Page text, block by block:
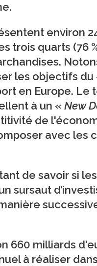
environ
trois quarts (76
les objectifs
en Europe.
à un « New
de
avec les
de savoir si
sursaut
660 milliards
à réaliser